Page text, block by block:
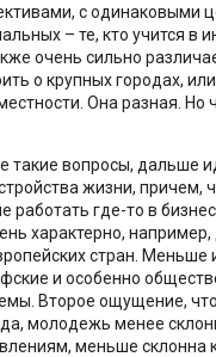
с одинаковыми
– те, кто учится в
очень сильно
о крупных городах,
Она разная. Но
такие вопросы, дальше
жизни, причем,
работать где-то в
характерно,
стран. Меньше
и особенно
Второе ощущение,
молодежь менее
меньше склонна